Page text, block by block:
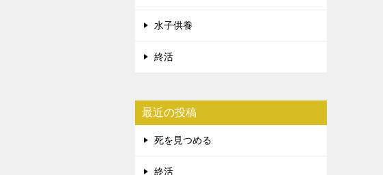
水子供養
終活
最近の投稿
死を見つめる
終活